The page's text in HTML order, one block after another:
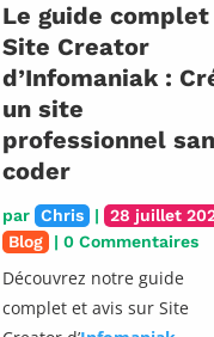
Le guide complet
Site Creator
d’Infomaniak :
un site
professionnel
coder
par Chris | 28 juillet
Blog | 0 Commentaires
Découvrez notre guide
complet et avis sur Site